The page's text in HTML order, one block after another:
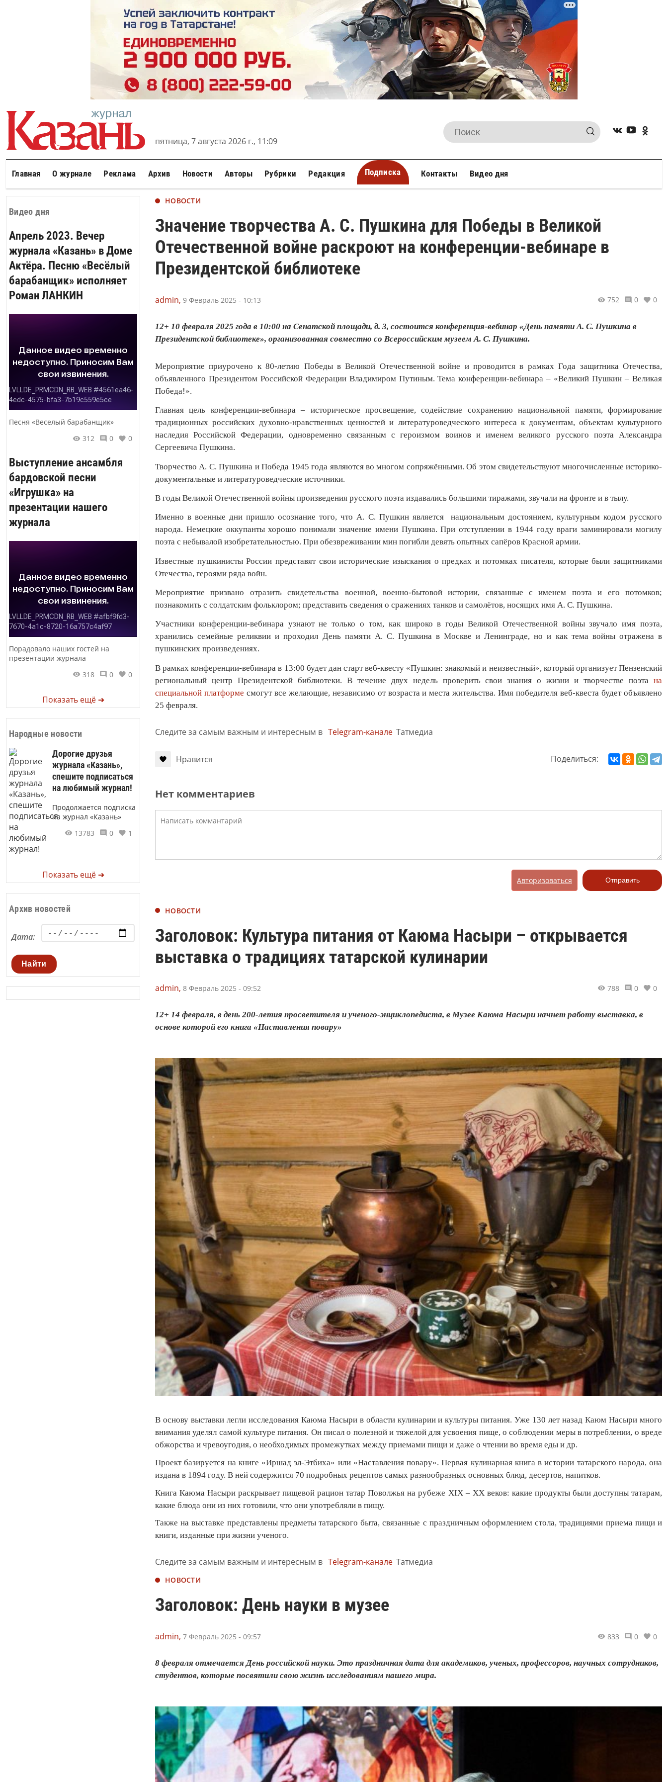
пятница, 7 августа 2026 г., 11:09
Главная О журнале Реклама Архив Новости Авторы Рубрики Редакция Подписка Контакты Видео дня
Видео дня
Апрель 2023. Вечер
журнала «Казань» в Доме
Актёра. Песню «Весёлый
барабанщик» исполняет
Роман ЛАНКИН
Песня «Веселый барабанщик»
312
0 0
Выступление ансамбля
бардовской песни
«Игрушка» на
презентации нашего
журнала
Порадовало наших гостей на
презентации журнала
318
0 0
Показать ещё ➜
Народные новости
Дорогие друзья
журнала «Казань»,
спешите подписаться
на любимый журнал!
Продолжается подписка
на журнал «Казань»
13783
0 1
Показать ещё ➜
Архив новостей
Дата:
Найти
НОВОСТИ
Значение творчества А. С. Пушкина для Победы в Великой
Отечественной войне раскроют на конференции-вебинаре в
Президентской библиотеке
admin, 9 Февраль 2025 - 10:13 752 0 0
12+ 10 февраля 2025 года в 10:00 на Сенатской площади, д. 3, состоится конференция-вебинар «День памяти А. С. Пушкина в
Президентской библиотеке», организованная совместно со Всероссийским музеем А. С. Пушкина.
Мероприятие приурочено к 80-летию Победы в Великой Отечественной войне и проводится в рамках Года защитника Отечества,
объявленного Президентом Российской Федерации Владимиром Путиным. Тема конференции-вебинара – «Великий Пушкин – Великая
Победа!».
Главная цель конференции-вебинара – историческое просвещение, содействие сохранению национальной памяти, формирование
традиционных российских духовно-нравственных ценностей и литературоведческого интереса к документам, объектам культурного
наследия Российской Федерации, одновременно связанным с героизмом воинов и именем великого русского поэта Александра
Сергеевича Пушкина.
Творчество А. С. Пушкина и Победа 1945 года являются во многом сопряжёнными. Об этом свидетельствуют многочисленные историко-
документальные и литературоведческие источники.
В годы Великой Отечественной войны произведения русского поэта издавались большими тиражами, звучали на фронте и в тылу.
Именно в военные дни пришло осознание того, что А. С. Пушкин является национальным достоянием, культурным кодом русского
народа. Немецкие оккупанты хорошо понимали значение имени Пушкина. При отступлении в 1944 году враги заминировали могилу
поэта с небывалой изобретательностью. При обезвреживании мин погибли девять опытных сапёров Красной армии.
Известные пушкинисты России представят свои исторические изыскания о предках и потомках писателя, которые были защитниками
Отечества, героями ряда войн.
Мероприятие призвано отразить свидетельства военной, военно-бытовой истории, связанные с именем поэта и его потомков;
познакомить с солдатским фольклором; представить сведения о сражениях танков и самолётов, носящих имя А. С. Пушкина.
Участники конференции-вебинара узнают не только о том, как широко в годы Великой Отечественной войны звучало имя поэта,
хранились семейные реликвии и проходил День памяти А. С. Пушкина в Москве и Ленинграде, но и как тема войны отражена в
пушкинских произведениях.
В рамках конференции-вебинара в 13:00 будет дан старт веб-квесту «Пушкин: знакомый и неизвестный», который организует Пензенский
региональный центр Президентской библиотеки. В течение двух недель проверить свои знания о жизни и творчестве поэта на
специальной платформе смогут все желающие, независимо от возраста и места жительства. Имя победителя веб-квеста будет объявлено
25 февраля.
Следите за самым важным и интересным в Telegram-канале Татмедиа
Нравится Поделиться:
Нет комментариев
Авторизоваться Отправить
НОВОСТИ
Заголовок: Культура питания от Каюма Насыри – открывается
выставка о традициях татарской кулинарии
admin, 8 Февраль 2025 - 09:52 788 0 0
12+ 14 февраля, в день 200-летия просветителя и ученого-энциклопедиста, в Музее Каюма Насыри начнет работу выставка, в
основе которой его книга «Наставления повару»
В основу выставки легли исследования Каюма Насыри в области кулинарии и культуры питания. Уже 130 лет назад Каюм Насыри много
внимания уделял самой культуре питания. Он писал о полезной и тяжелой для усвоения пище, о соблюдении меры в потреблении, о вреде
обжорства и чревоугодия, о необходимых промежутках между приемами пищи и даже о чтении во время еды и др.
Проект базируется на книге «Иршад эл-Этбиха» или «Наставления повару». Первая кулинарная книга в истории татарского народа, она
издана в 1894 году. В ней содержится 70 подробных рецептов самых разнообразных основных блюд, десертов, напитков.
Книга Каюма Насыри раскрывает пищевой рацион татар Поволжья на рубеже XIX – XX веков: какие продукты были доступны татарам,
какие блюда они из них готовили, что они употребляли в пищу.
Также на выставке представлены предметы татарского быта, связанные с праздничным оформлением стола, традициями приема пищи и
книги, изданные при жизни ученого.
Следите за самым важным и интересным в Telegram-канале Татмедиа
НОВОСТИ
Заголовок: День науки в музее
admin, 7 Февраль 2025 - 09:57 833 0 0
8 февраля отмечается День российской науки. Это праздничная дата для академиков, ученых, профессоров, научных сотрудников,
студентов, которые посвятили свою жизнь исследованиям нашего мира.